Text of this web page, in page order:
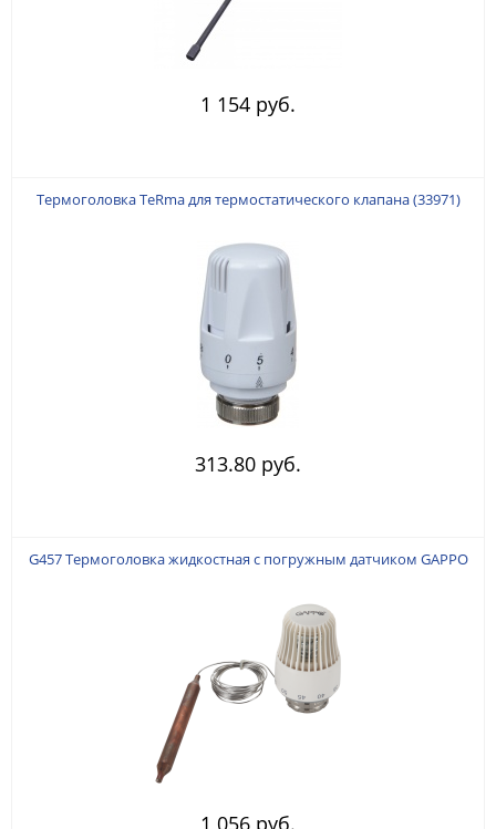
1 154 руб.
Термоголовка TeRma для термостатического клапана (33971)
313.80 руб.
G457 Термоголовка жидкостная с погружным датчиком GAPPO
1 056 руб.